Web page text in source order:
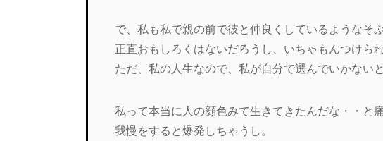
で、私も私で親の前で彼と仲良くしているようなそ
正直おもしろくはないだろうし、いちゃもんつけら
ただ、私の人生なので、私が自分で選んでいかない
私って本当に人の顔色みて生きてきたんだな・・と
我慢をすると爆発しちゃうし。